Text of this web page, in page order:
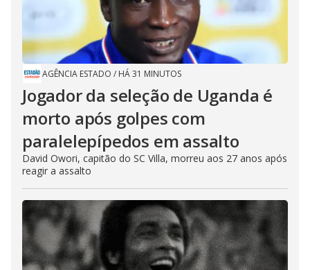
AGÊNCIA ESTADO / HÁ 31 MINUTOS
Jogador da seleção de Uganda é
morto após golpes com
paralelepípedos em assalto
David Owori, capitão do SC Villa, morreu aos 27 anos após
reagir a assalto